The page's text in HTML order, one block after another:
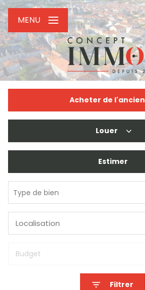
MENU
Acheter de l'ancien
De l'immo pro
Louer
De l'immo pro
Estimer
Type de bien
Localisation
Budget
Filtrer